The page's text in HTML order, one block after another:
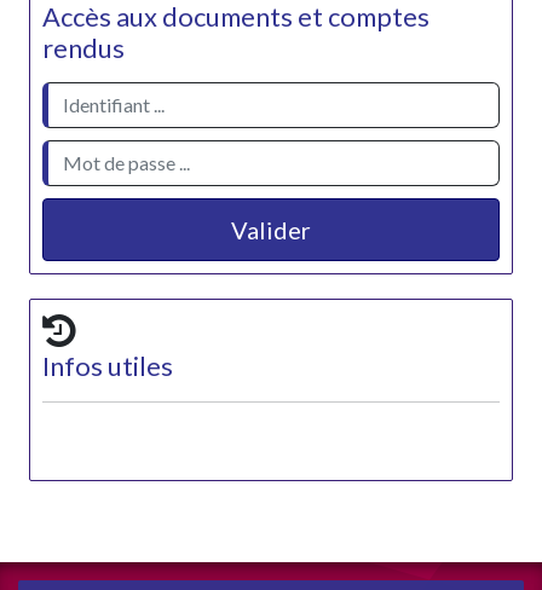
Accès aux documents et comptes
rendus
Valider
Infos utiles